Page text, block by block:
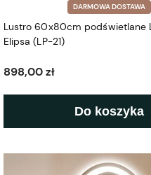
DARMOWA DOSTAWA
Lustro 60x80cm podświetlane
Elipsa (LP-21)
898,00 zł
Do koszyka